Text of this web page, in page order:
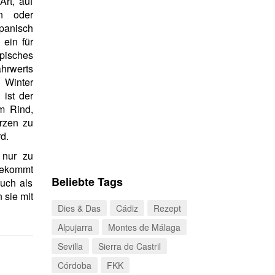
oder
ein für
ist der
Rind,
zu
zu
als
sie mit
Beliebte Tags
Dies & Das Cádiz
Rezept
Alpujarra
Montes de Málaga
Sevilla
Sierra de Castril
Córdoba
FKK